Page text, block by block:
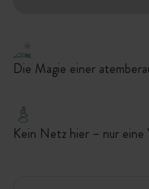
Die Magie einer
Kein Netz hier – nur eine